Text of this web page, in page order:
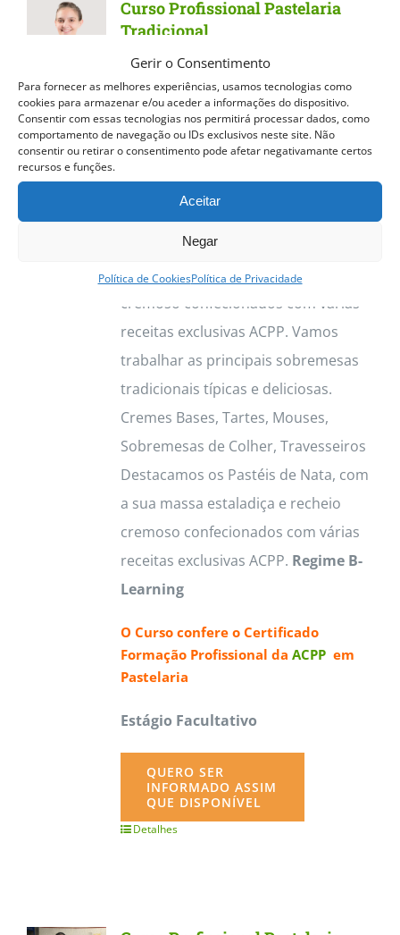
Gerir o Consentimento
Para fornecer as melhores experiências, usamos tecnologias como
cookies para armazenar e/ou aceder a informações do dispositivo.
Consentir com essas tecnologias nos permitirá processar dados, como
comportamento de navegação ou IDs exclusivos neste site. Não
consentir ou retirar o consentimento pode afetar negativamante certos
recursos e funções.
Aceitar
Negar
Política de CookiesPolítica de Privacidade
variants.
may
be
on
the
product
page
Curso Profissional Pastelaria
Tradicional
Curso Profissional Pastelaria
TradicionalDos quentinhos e
estaladiços Pastéis de Nata aos
deliciosos Croissants, o curso de
trabalhar vasta gama de produtos.
Destacamos os Pastéis de Nata, com
a sua massa estaladiça e recheio
cremoso confecionados com várias
receitas exclusivas ACPP. Vamos
trabalhar as principais sobremesas
tradicionais típicas e deliciosas.
Cremes Bases, Tartes, Mouses,
Sobremesas de Colher, Travesseiros
Destacamos os Pastéis de Nata, com
a sua massa estaladiça e recheio
cremoso confecionados com várias
receitas exclusivas ACPP. Regime B-
Learning
O Curso confere o Certificado
Formação Profissional da ACPPem
Pastelaria
Estágio Facultativo
QUERO SER
INFORMADO ASSIM
QUE DISPONÍVEL
Detalhes